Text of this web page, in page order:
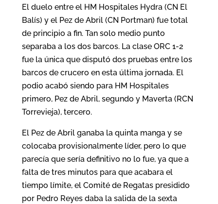
El duelo entre el HM Hospitales Hydra (CN El
Balís) y el Pez de Abril (CN Portman) fue total
de principio a fin. Tan solo medio punto
separaba a los dos barcos. La clase ORC 1-2
fue la única que disputó dos pruebas entre los
barcos de crucero en esta última jornada. El
podio acabó siendo para HM Hospitales
primero, Pez de Abril, segundo y Maverta (RCN
Torrevieja), tercero.
El Pez de Abril ganaba la quinta manga y se
colocaba provisionalmente líder, pero lo que
parecía que sería definitivo no lo fue, ya que a
falta de tres minutos para que acabara el
tiempo límite, el Comité de Regatas presidido
por Pedro Reyes daba la salida de la sexta